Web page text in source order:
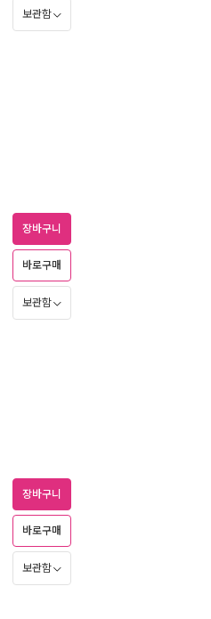
보관함
장바구니
바로구매
보관함
장바구니
바로구매
보관함